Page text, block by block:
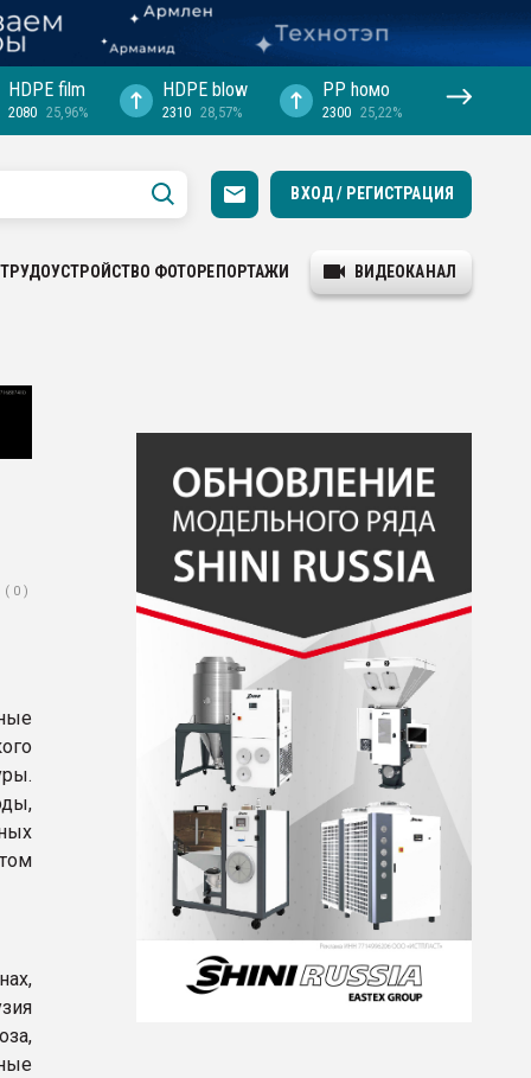
HDPE film
2080 25,96%
HDPE blow
2310 28,57%
PP hомо
2300 25,22%
ВХОД / РЕГИСТРАЦИЯ
ТРУДОУСТРОЙСТВО ФОТОРЕПОРТАЖИ ВИДЕОКАНАЛ
( 0 )